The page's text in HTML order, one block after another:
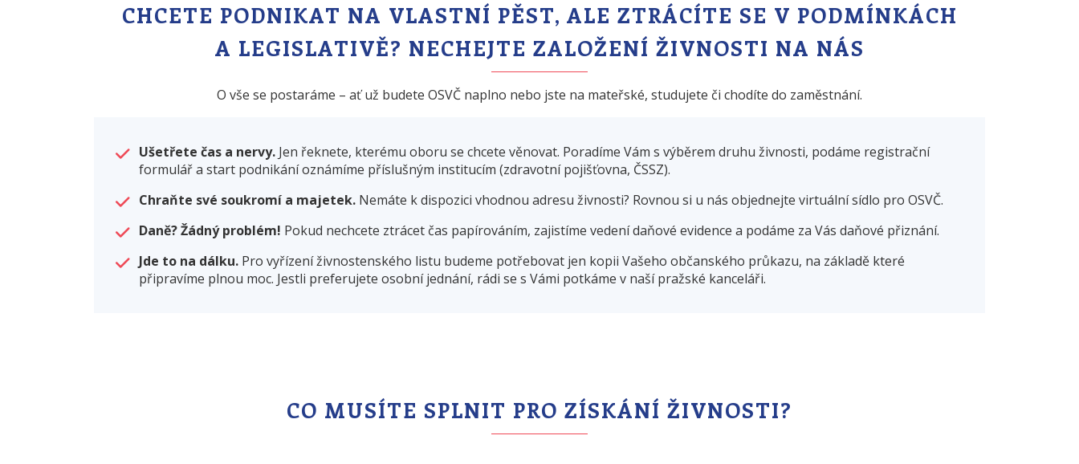
CHCETE PODNIKAT NA VLASTNÍ PĚST, ALE ZTRÁCÍTE SE V PODMÍNKÁCH
A LEGISLATIVĚ? NECHEJTE ZALOŽENÍ ŽIVNOSTI NA NÁS
O vše se postaráme – ať už budete OSVČ naplno nebo jste na mateřské, studujete či chodíte do zaměstnání.
Ušetřete čas a nervy. Jen řeknete, kterému oboru se chcete věnovat. Poradíme Vám s výběrem druhu živnosti, podáme registrační
formulář a start podnikání oznámíme příslušným institucím (zdravotní pojišťovna, ČSSZ).
Chraňte své soukromí a majetek. Nemáte k dispozici vhodnou adresu živnosti? Rovnou si u nás objednejte virtuální sídlo pro OSVČ.
Daně? Žádný problém! Pokud nechcete ztrácet čas papírováním, zajistíme vedení daňové evidence a podáme za Vás daňové přiznání.
Jde to na dálku. Pro vyřízení živnostenského listu budeme potřebovat jen kopii Vašeho občanského průkazu, na základě které
připravíme plnou moc. Jestli preferujete osobní jednání, rádi se s Vámi potkáme v naší pražské kanceláři.
CO MUSÍTE SPLNIT PRO ZÍSKÁNÍ ŽIVNOSTI?